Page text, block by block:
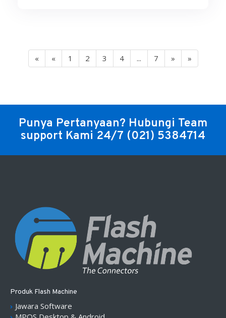
« « 1 2 3 4 ... 7 » »
Punya Pertanyaan? Hubungi Team
support Kami 24/7 (021) 5384714
Produk Flash Machine
Jawara Software